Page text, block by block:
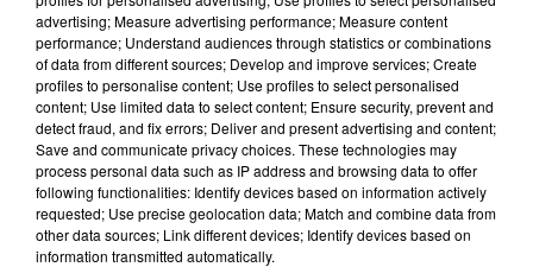
LE MAGASIN JOUÉCLUB DE REIMS FERME
SES PORTES
C'était l'une des institutions du centre-ville
rémois. Le magasin JouéClub est contraint de
fermer ses portes.
TITRES DIFFUSÉS
14h00
14h00 13h57
13h57
advertising; Measure advertising performance; Measure content
performance; Understand audiences through statistics or combinations
of data from different sources; Develop and improve services; Create
profiles to personalise content; Use profiles to select personalised
content; Use limited data to select content; Ensure security, prevent and
detect fraud, and fix errors; Deliver and present advertising and content;
Save and communicate privacy choices. These technologies may
process personal data such as IP address and browsing data to offer
following functionalities: Identify devices based on information actively
requested; Use precise geolocation data; Match and combine data from
other data sources; Link different devices; Identify devices based on
information transmitted automatically.